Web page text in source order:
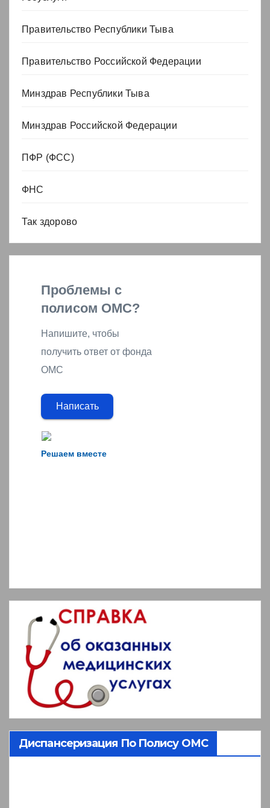
Правительство Республики Тыва
Правительство Российской Федерации
Минздрав Республики Тыва
Минздрав Российской Федерации
ПФР (ФСС)
ФНС
Так здорово
Решаем вместе
Проблемы с
полисом ОМС?
Напишите, чтобы
получить ответ от фонда
ОМС
Написать
Диспансеризация По Полису ОМС